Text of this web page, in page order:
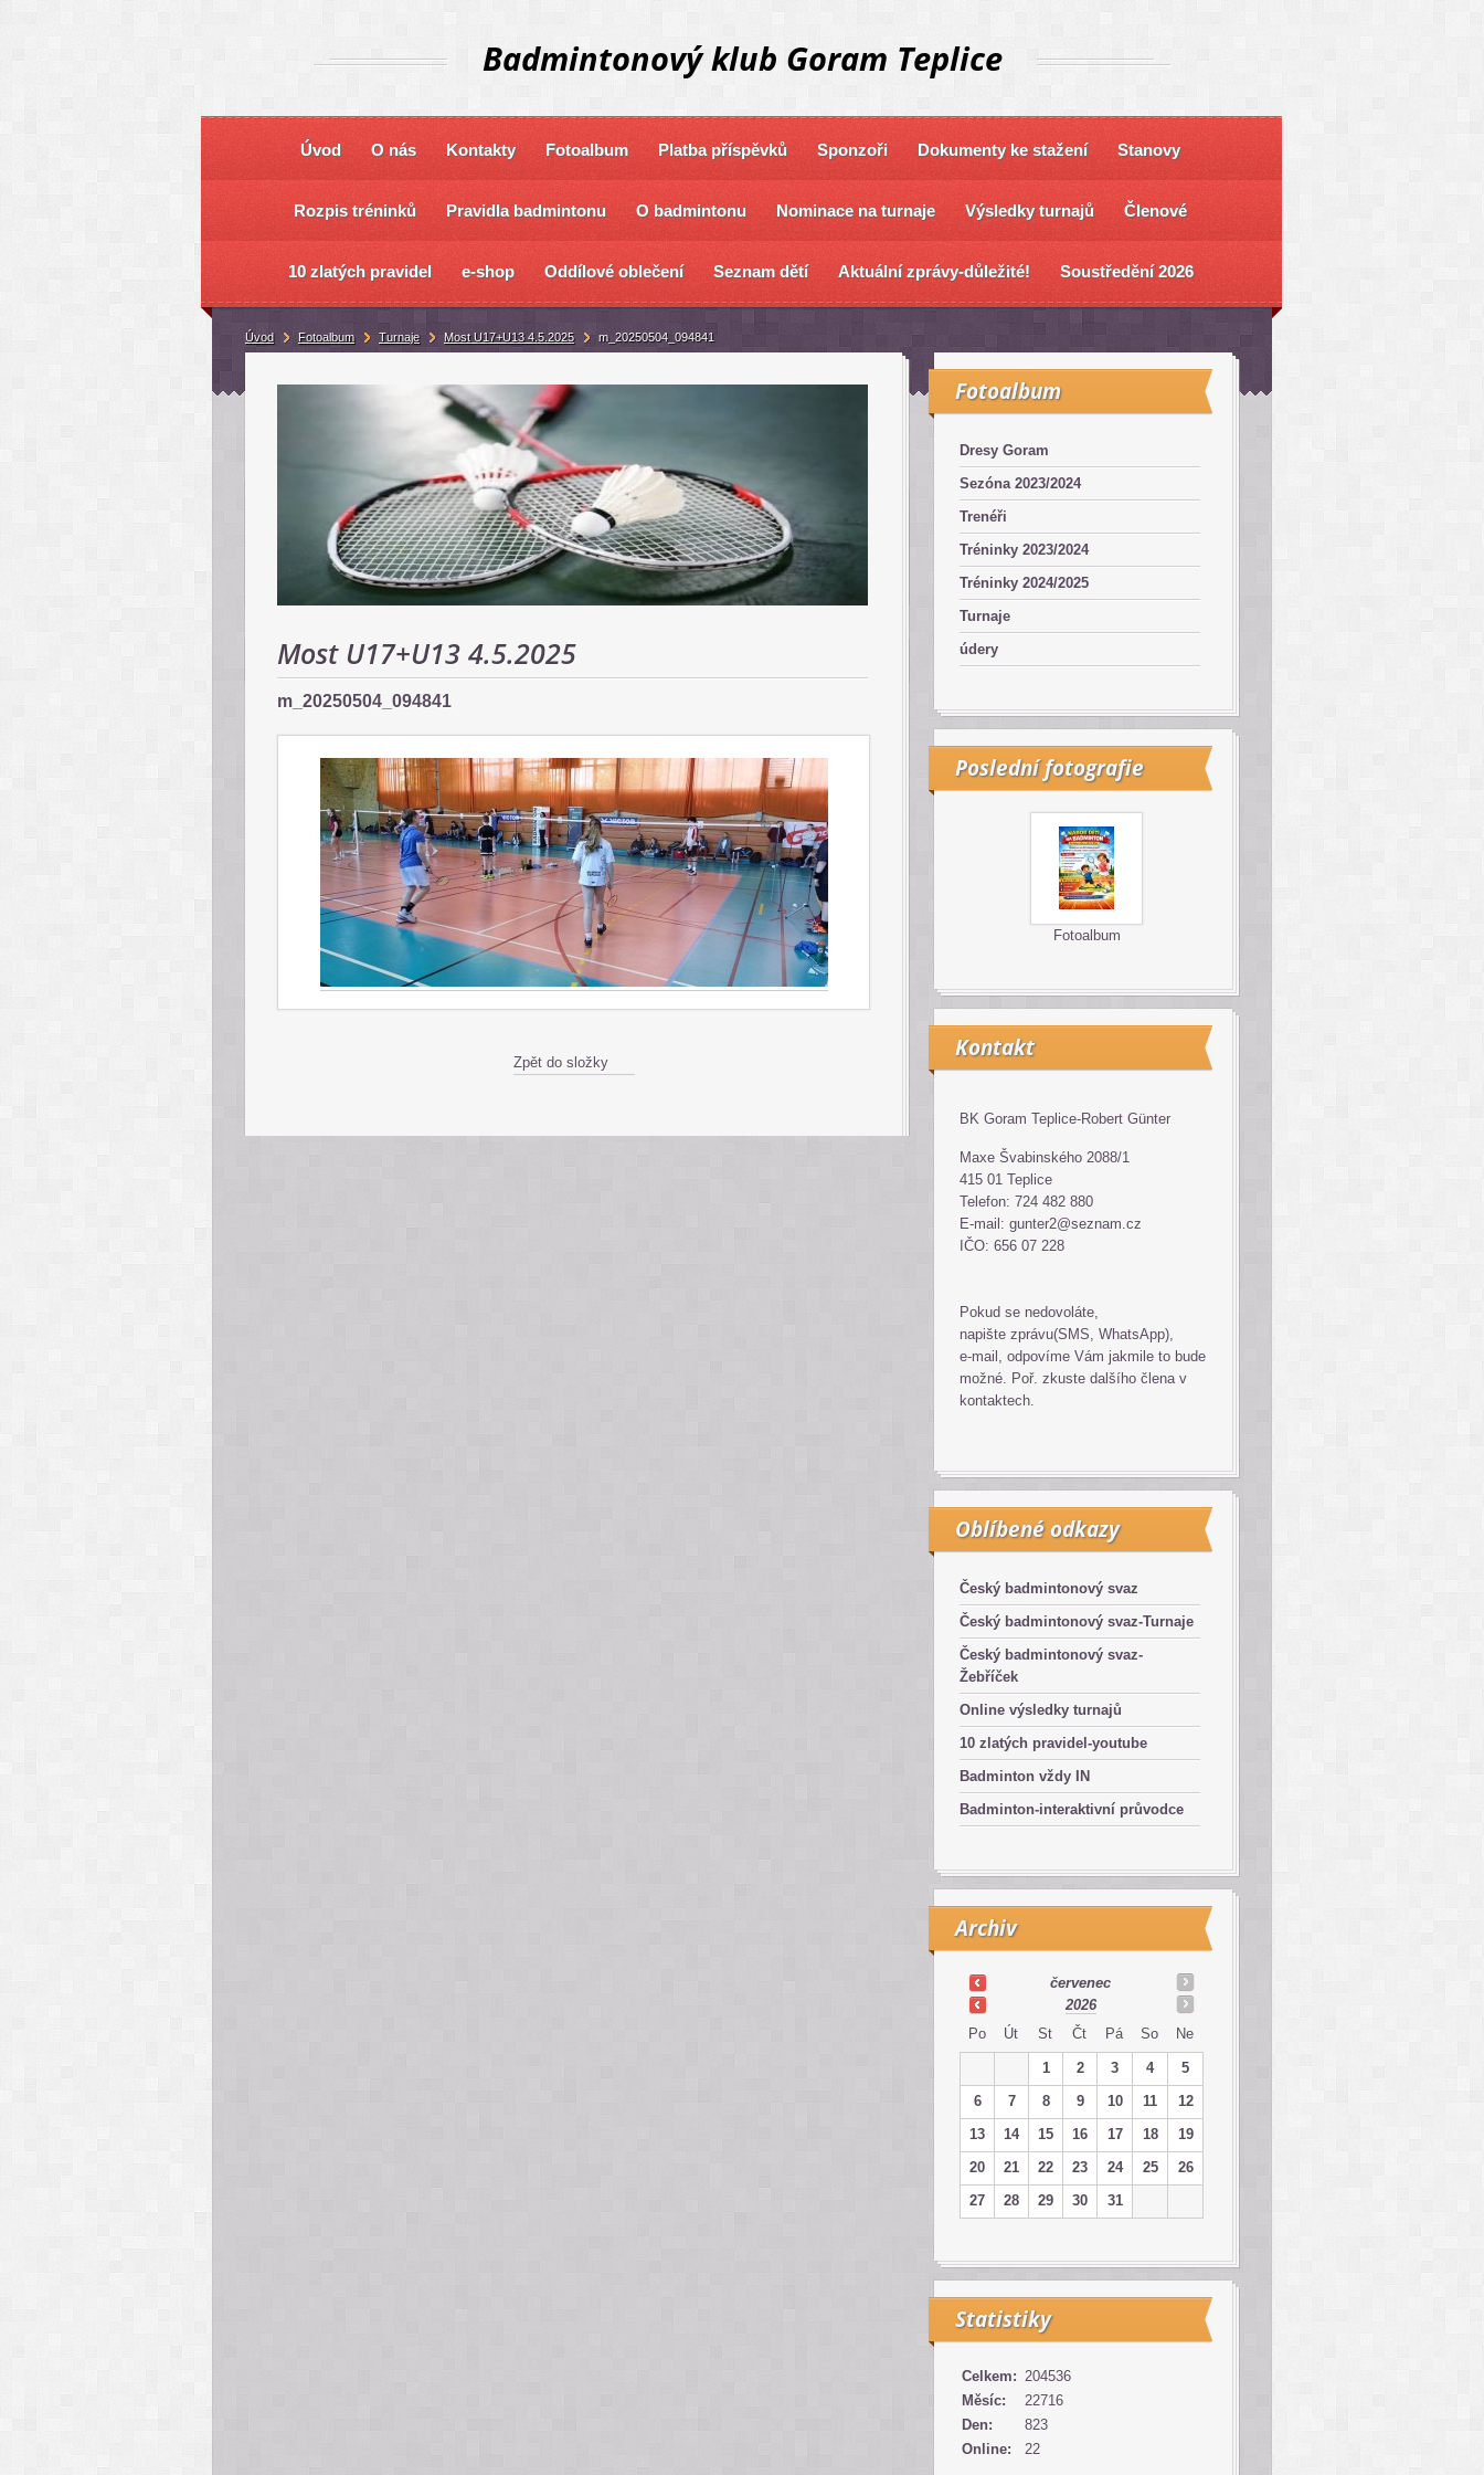
Badmintonový klub Goram Teplice
Úvod O nás Kontakty Fotoalbum Platba příspěvků Sponzoři Dokumenty ke stažení Stanovy
Rozpis tréninků Pravidla badmintonu O badmintonu Nominace na turnaje Výsledky turnajů Členové
10 zlatých pravidel e-shop Oddílové oblečení Seznam dětí Aktuální zprávy-důležité! Soustředění 2026
Most U17+U13 4.5.2025
m_20250504_094841
Zpět do složky
Fotoalbum
Dresy Goram
Sezóna 2023/2024
Trenéři
Tréninky 2023/2024
Tréninky 2024/2025
Turnaje
údery
Poslední fotografie
Fotoalbum
Kontakt
BK Goram Teplice-Robert Günter
Maxe Švabinského 2088/1
415 01 Teplice
Telefon: 724 482 880
E-mail: gunter2@seznam.cz
IČO: 656 07 228
Pokud se nedovoláte,
napište zprávu(SMS, WhatsApp),
e-mail, odpovíme Vám jakmile to bude
možné. Poř. zkuste dalšího člena v
kontaktech.
Oblíbené odkazy
Český badmintonový svaz
Český badmintonový svaz-Turnaje
Český badmintonový svaz-
Žebříček
Online výsledky turnajů
10 zlatých pravidel-youtube
Badminton vždy IN
Badminton-interaktivní průvodce
Archiv
červenec
2026
Po
Út St Čt Pá So Ne
1 2 3 4
5
6
7 8 9 10 11
12
13
14 15 16 17 18
19
20
21 22 23 24 25
26
27
28 29 30 31
Statistiky
Online: 22
Celkem: 204536
Měsíc:
22716
Den:
823
Úvod Fotoalbum Turnaje Most U17+U13 4.5.2025 m_20250504_094841